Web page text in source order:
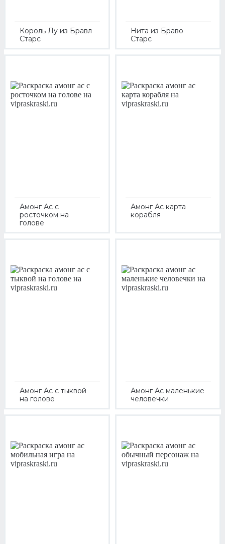
Король Лу из Бравл
Старс
Нита из Браво
Старс
Амонг Ас с
росточком на
голове
Амонг Ас карта
корабля
Амонг Ас с тыквой
на голове
Амонг Ас маленькие
человечки